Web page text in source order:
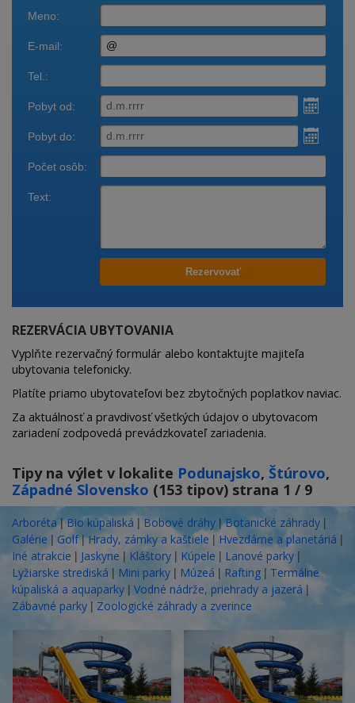
ubytovania
Zavolajte Obsadenosť
REZERVÁCIA UBYTOVANIA
Vyplňte rezervačný formulár alebo kontaktujte majiteľa
ubytovania telefonicky.
Platíte priamo ubytovateľovi bez zbytočných poplatkov naviac.
Za aktuálnosť a pravdivosť všetkých údajov o ubytovacom
zariadení zodpovedá prevádzkovateľ zariadenia.
Tipy na výlet v lokalite Podunajsko, Štúrovo,
Západné Slovensko (153 tipov) strana 1 / 9
Arboréta|Bio kúpaliská |Bobové dráhy |Botanické záhrady |
Galérie | Golf|Hrady, zámky a kaštiele | Hvezdárne a planetáriá |
Iné atrakcie | Jaskyne | Kláštory | Kúpele | Lanové parky |
Lyžiarske strediská | Mini parky | Múzeá | Rafting | Termálne
kúpaliská a aquaparky | Vodné nádrže, priehrady a jazerá|
Zábavné parky | Zoologické záhrady a zverince